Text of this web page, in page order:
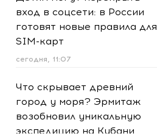
вход в соцсети: в России
готовят новые правила для
SIM-карт
сегодня, 11:07
Что скрывает древний
город у моря? Эрмитаж
возобновил уникальную
экспедицию на Кубани